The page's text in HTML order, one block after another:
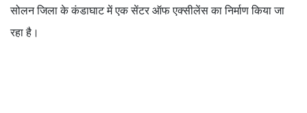
सोलन जिला के कंडाघाट में एक सेंटर ऑफ एक्सीलेंस का निर्माण किया जा
रहा है।